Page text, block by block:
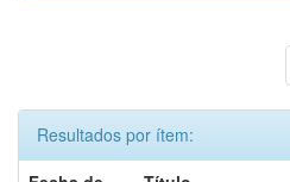
Resultados por ítem: